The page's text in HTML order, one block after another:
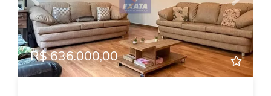
Previous Next
R$ 636.000,00